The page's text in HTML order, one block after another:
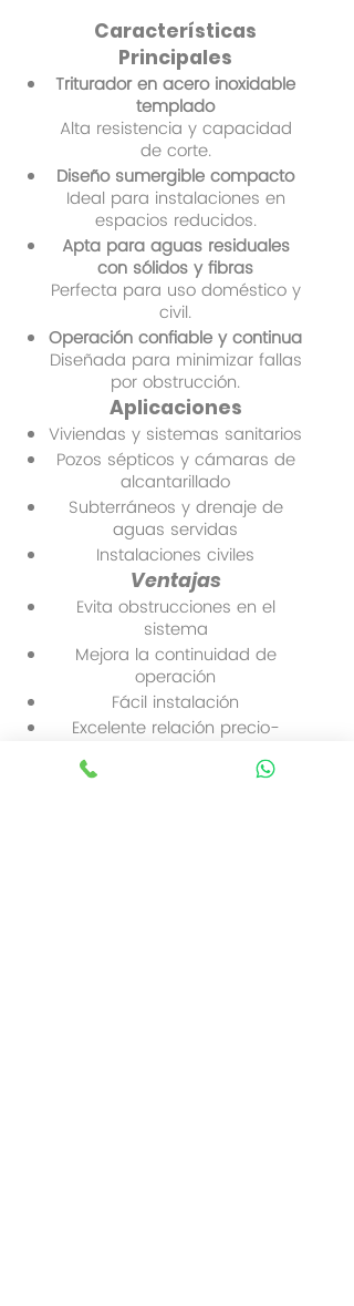
Características
Principales
Triturador en acero inoxidable
templado
Alta resistencia y capacidad
de corte.
Diseño sumergible compacto
Ideal para instalaciones en
espacios reducidos.
Apta para aguas residuales
con sólidos y fibras
Perfecta para uso doméstico y
civil.
Operación confiable y continua
Diseñada para minimizar fallas
por obstrucción.
Aplicaciones
Viviendas y sistemas sanitarios
Pozos sépticos y cámaras de
alcantarillado
Subterráneos y drenaje de
aguas servidas
Instalaciones civiles
Ventajas
Evita obstrucciones en el
sistema
Mejora la continuidad de
operación
Fácil instalación
Excelente relación precio-
Ideal como solución práctica y